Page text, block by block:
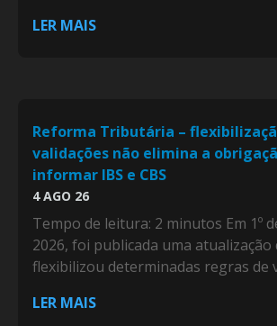
LER MAIS
Reforma Tributária –
validações não elimina a
informar IBS e CBS
4 AGO 26
Tempo de leitura: 2 minutos Em 1º
2026, foi publicada uma atualização
flexibilizou determinadas regras de
LER MAIS